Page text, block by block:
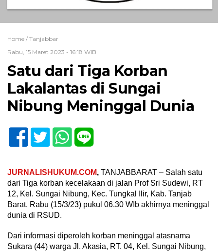
Home / Tanjabbar
Rabu, 15 Maret 2023 - 16:18 WIB
Satu dari Tiga Korban
Lakalantas di Sungai
Nibung Meninggal Dunia
JURNALISHUKUM.COM, TANJABBARAT – Salah satu
dari Tiga korban kecelakaan di jalan Prof Sri Sudewi, RT
12, Kel. Sungai Nibung, Kec. Tungkal Ilir, Kab. Tanjab
Barat, Rabu (15/3/23) pukul 06.30 WIb akhirnya meninggal
dunia di RSUD.
Dari informasi diperoleh korban meninggal atasnama
Sukara (44) warga Jl. Akasia, RT. 04, Kel. Sungai Nibung,